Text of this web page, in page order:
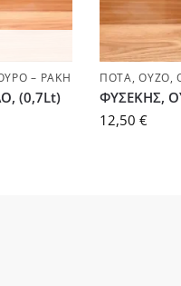
– ΡΑΚΉ
(0,7Lt)
ΠΟΤΆ ,ΟΎΖΟ ,
ΦΥΣΕΚΗΣ,
12,50 €